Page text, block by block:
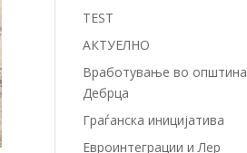
TEST
АКТУЕЛНО
Вработување во општина
Дебрца
Граѓанска иницијатива
Евроинтеграции и Лер